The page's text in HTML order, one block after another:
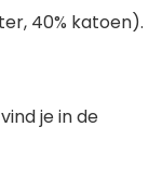
40% katoen).
je in de